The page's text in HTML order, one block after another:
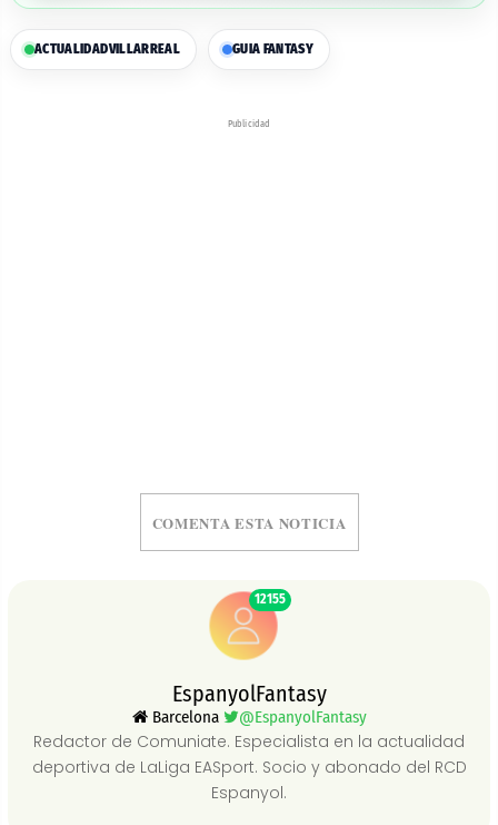
ACTUALIDADVILLARREAL GUIA FANTASY
Publicidad
COMENTA ESTA NOTICIA
12155
EspanyolFantasy
Barcelona @EspanyolFantasy
Redactor de Comuniate. Especialista en la actualidad
deportiva de LaLiga EASport. Socio y abonado del RCD
Espanyol.